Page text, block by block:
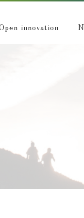
Open innovation